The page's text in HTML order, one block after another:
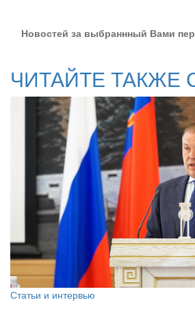
Новостей за выбраннный Вами
ЧИТАЙТЕ ТАКЖЕ
Статьи и интервью